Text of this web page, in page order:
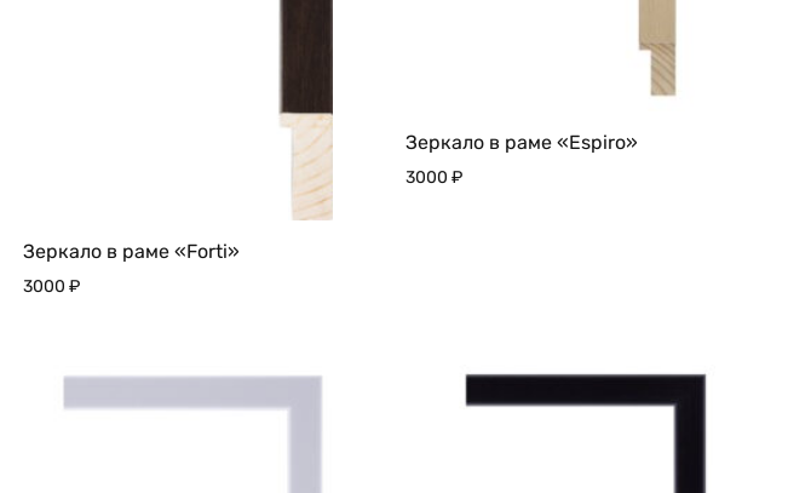
Зеркало в раме «Forti»
3000 ₽
В
Зеркало в раме «Espiro»
3000 ₽